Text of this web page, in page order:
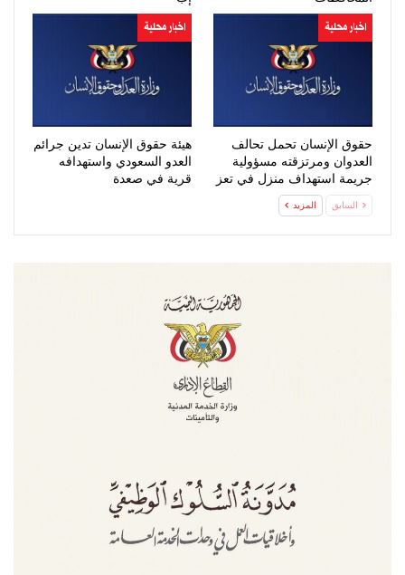
اخبار محلية
حقوق الإنسان تحمل تحالف
العدوان ومرتزقته مسؤولية
جريمة استهداف منزل في تعز
اخبار محلية
هيئة حقوق الإنسان تدين جرائم
العدو السعودي واستهدافه
قرية في صعدة
السابق المزيد